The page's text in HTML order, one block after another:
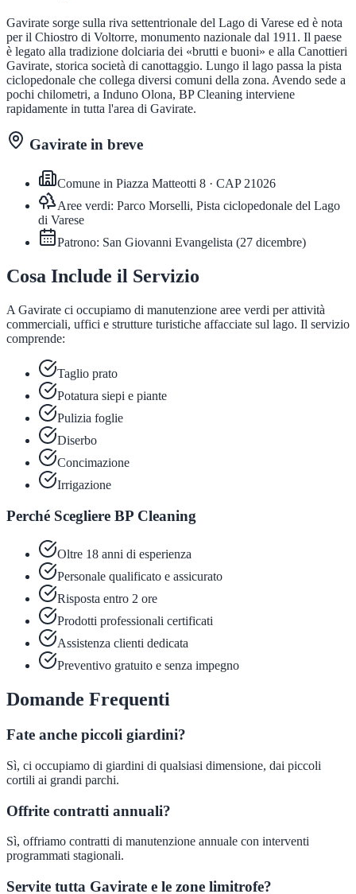
Gavirate sorge sulla riva settentrionale del Lago di Varese ed è nota
per il Chiostro di Voltorre, monumento nazionale dal 1911. Il paese
è legato alla tradizione dolciaria dei «brutti e buoni» e alla Canottieri
Gavirate, storica società di canottaggio. Lungo il lago passa la pista
ciclopedonale che collega diversi comuni della zona. Avendo sede a
pochi chilometri, a Induno Olona, BP Cleaning interviene
rapidamente in tutta l'area di Gavirate.
Gavirate in breve
Comune in Piazza Matteotti 8 · CAP 21026
Aree verdi: Parco Morselli, Pista ciclopedonale del Lago
di Varese
Patrono: San Giovanni Evangelista (27 dicembre)
Cosa Include il Servizio
A Gavirate ci occupiamo di manutenzione aree verdi per attività
commerciali, uffici e strutture turistiche affacciate sul lago. Il servizio
comprende:
Taglio prato
Potatura siepi e piante
Pulizia foglie
Diserbo
Concimazione
Irrigazione
Perché Scegliere BP Cleaning
Oltre 18 anni di esperienza
Personale qualificato e assicurato
Risposta entro 2 ore
Prodotti professionali certificati
Assistenza clienti dedicata
Preventivo gratuito e senza impegno
Domande Frequenti
Fate anche piccoli giardini?
Sì, ci occupiamo di giardini di qualsiasi dimensione, dai piccoli
cortili ai grandi parchi.
Offrite contratti annuali?
Sì, offriamo contratti di manutenzione annuale con interventi
programmati stagionali.
Servite tutta Gavirate e le zone limitrofe?